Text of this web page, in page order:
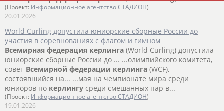
(Проект: Информационное агентство СТАДИОН)
20.01.2026
World Curling допустила юниорские сборные России до
участия в соревнованиях с флагом и гимном
Всемирная федерация керлинга (World Curling) допустила
юниорские сборные России до ... ...олимпийского комитета,
совет Всемирной федерации керлинга (WCF),
состоявшийся на... ...мая на чемпионате мира среди
юниоров по керлингу среди смешанных пар в...
(Проект: Информационное агентство СТАДИОН)
19.01.2026